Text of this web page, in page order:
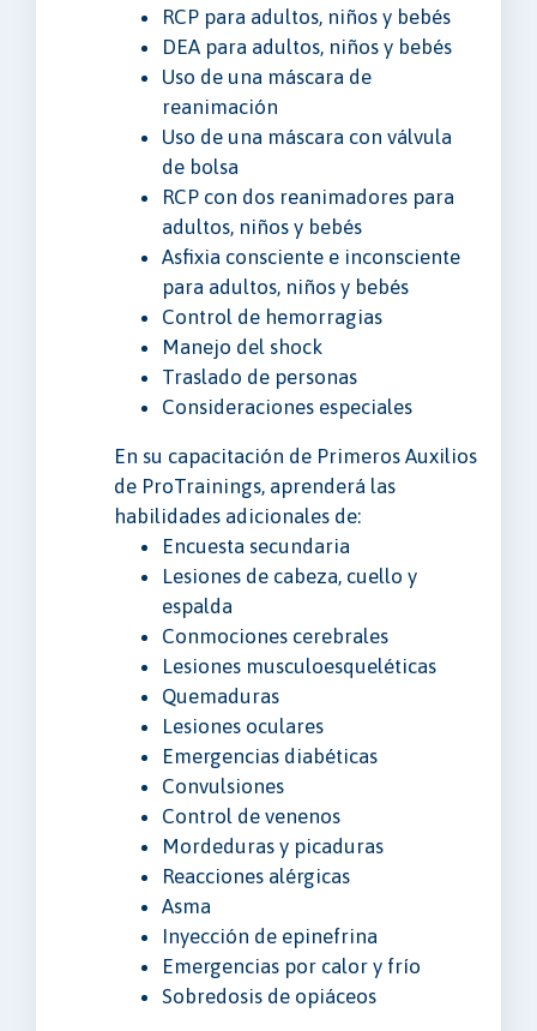
RCP para adultos, niños y bebés
DEA para adultos, niños y bebés
Uso de una máscara de
reanimación
Uso de una máscara con válvula
de bolsa
RCP con dos reanimadores para
adultos, niños y bebés
Asfixia consciente e inconsciente
para adultos, niños y bebés
Control de hemorragias
Manejo del shock
Traslado de personas
Consideraciones especiales
En su capacitación de Primeros Auxilios
de ProTrainings, aprenderá las
habilidades adicionales de:
Encuesta secundaria
Lesiones de cabeza, cuello y
espalda
Conmociones cerebrales
Lesiones musculoesqueléticas
Quemaduras
Lesiones oculares
Emergencias diabéticas
Convulsiones
Control de venenos
Mordeduras y picaduras
Reacciones alérgicas
Asma
Inyección de epinefrina
Emergencias por calor y frío
Sobredosis de opiáceos